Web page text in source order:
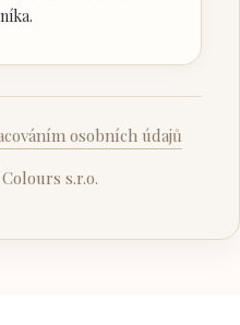
osobních údajů
s.r.o.